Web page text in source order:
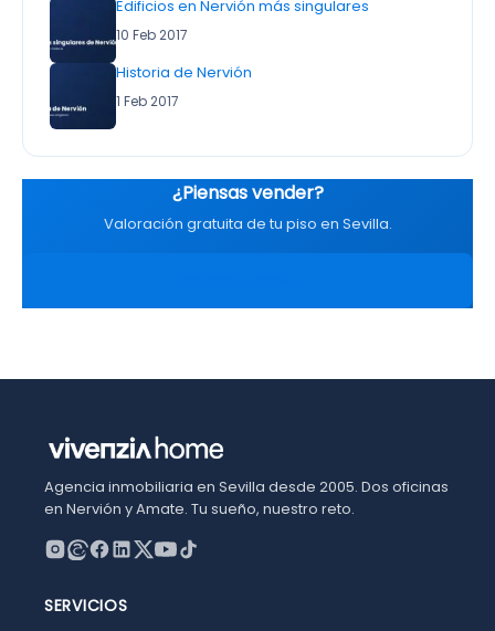
Edificios en Nervión más singulares
10 Feb 2017
Historia de Nervión
1 Feb 2017
¿Piensas vender?
Valoración gratuita de tu piso en Sevilla.
Agencia inmobiliaria en Sevilla desde 2005. Dos oficinas
en Nervión y Amate. Tu sueño, nuestro reto.
SERVICIOS